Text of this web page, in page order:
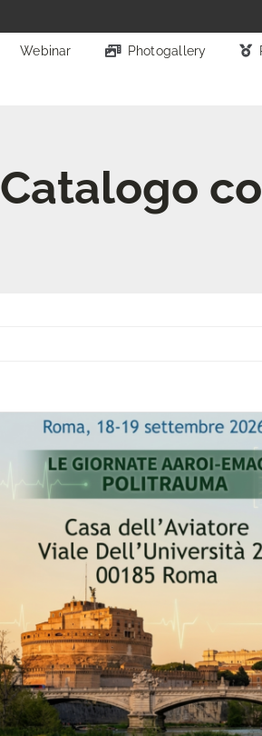
Webinar Photogallery
Catalogo